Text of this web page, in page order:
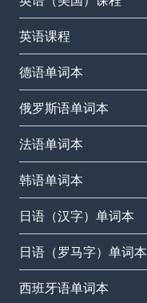
英语课程
德语单词本
俄罗斯语单词本
法语单词本
韩语单词本
日语（汉字）单词本
日语（罗马字）单词本
西班牙语单词本